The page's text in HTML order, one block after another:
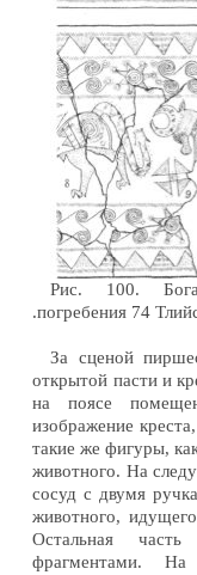
Рис. 100.
.погребения 74
За сценой
открытой пасти и
на поясе
изображение
такие же фигуры,
животного. На
сосуд с двумя
животного,
Остальная
фрагментами.